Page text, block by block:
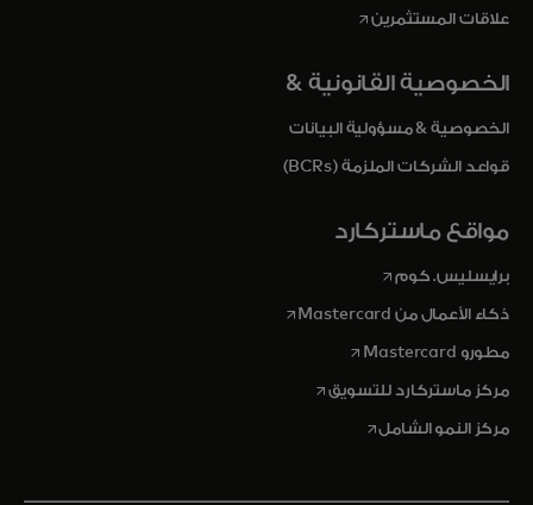
علاقات المستثمرينopens in a new tab
الخصوصية القانونية &
الخصوصية & مسؤولية البيانات
قواعد الشركات الملزمة (BCRs)
مواقع ماستركارد
برايسليس. كومopens in a new tab
ذكاء الأعمال من Mastercard opens in a new tab
مطورو Mastercard opens in a new tab
مركز ماستركارد للتسويقopens in a new tab
مركز النمو الشاملopens in a new tab